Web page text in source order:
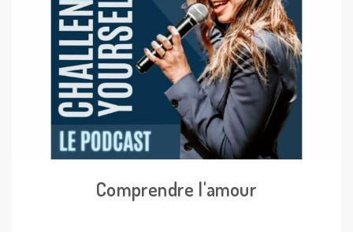
Comprendre l'amour